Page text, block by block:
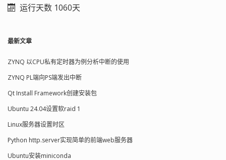
运行天数 1060天
最新文章
ZYNQ 以CPU私有定时器为例分析中断的使用
ZYNQ PL端向PS端发出中断
Qt Install Framework创建安装包
Ubuntu 24.04设置软raid 1
Linux服务器设置时区
Python http.server实现简单的前端web服务器
Ubuntu安装miniconda